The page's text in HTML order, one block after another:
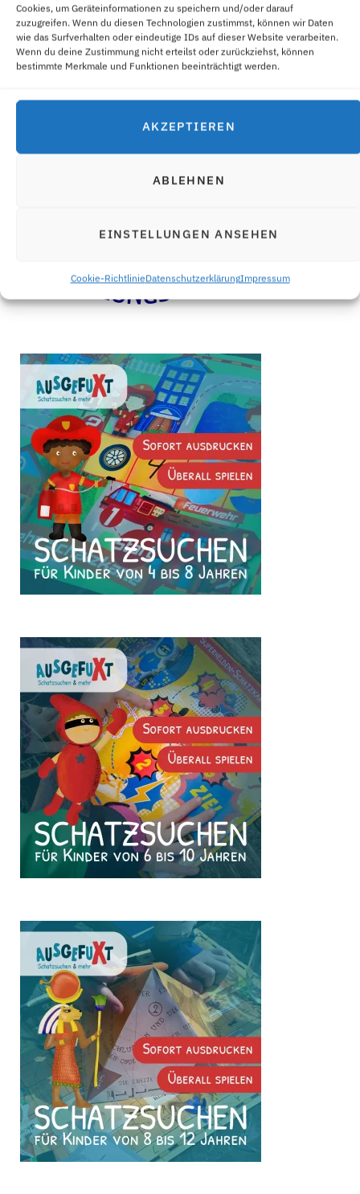
Cookies, um Geräteinformationen zu speichern und/oder darauf
zuzugreifen. Wenn du diesen Technologien zustimmst, können wir Daten
wie das Surfverhalten oder eindeutige IDs auf dieser Website verarbeiten.
Wenn du deine Zustimmung nicht erteilst oder zurückziehst, können
bestimmte Merkmale und Funktionen beeinträchtigt werden.
AKZEPTIEREN
ABLEHNEN
EINSTELLUNGEN ANSEHEN
Cookie-RichtlinieDatenschutzerklärungImpressum